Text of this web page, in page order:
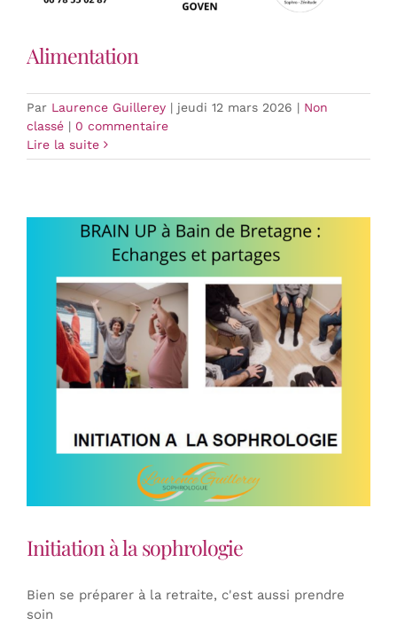
Alimentation
Par Laurence Guillerey | jeudi 12 mars 2026 | Non
classé | 0 commentaire
Lire la suite
Initiation à la sophrologie
Bien se préparer à la retraite, c'est aussi prendre
soin